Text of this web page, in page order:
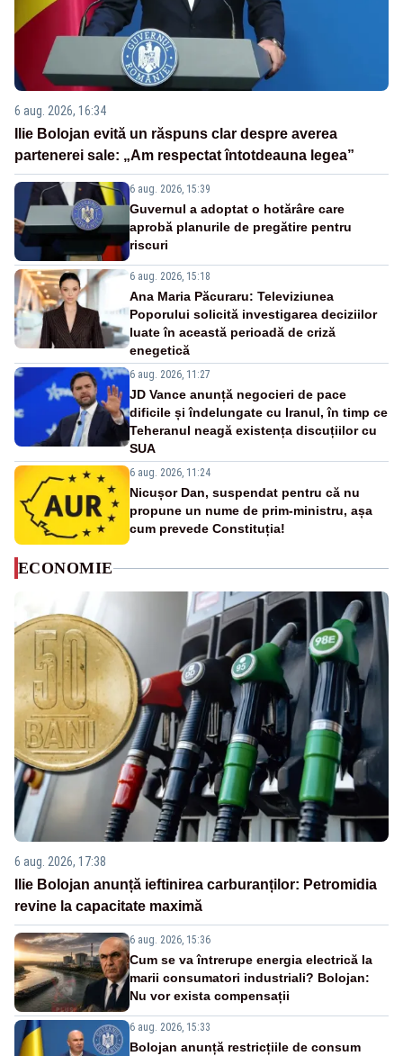
6 aug. 2026, 16:34
Ilie Bolojan evită un răspuns clar despre averea
partenerei sale: „Am respectat întotdeauna legea”
6 aug. 2026, 15:39
Guvernul a adoptat o hotărâre care
aprobă planurile de pregătire pentru
riscuri
6 aug. 2026, 15:18
Ana Maria Păcuraru: Televiziunea
Poporului solicită investigarea deciziilor
luate în această perioadă de criză
enegetică
6 aug. 2026, 11:27
JD Vance anunță negocieri de pace
dificile și îndelungate cu Iranul, în timp ce
Teheranul neagă existența discuțiilor cu
SUA
6 aug. 2026, 11:24
Nicușor Dan, suspendat pentru că nu
propune un nume de prim-ministru, așa
cum prevede Constituția!
ECONOMIE
6 aug. 2026, 17:38
Ilie Bolojan anunță ieftinirea carburanților: Petromidia
revine la capacitate maximă
6 aug. 2026, 15:36
Cum se va întrerupe energia electrică la
marii consumatori industriali? Bolojan:
Nu vor exista compensații
6 aug. 2026, 15:33
Bolojan anunță restricțiile de consum